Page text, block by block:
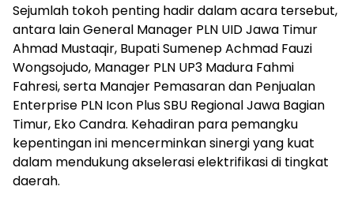
Sejumlah tokoh penting hadir dalam acara tersebut,
antara lain General Manager PLN UID Jawa Timur
Ahmad Mustaqir, Bupati Sumenep Achmad Fauzi
Wongsojudo, Manager PLN UP3 Madura Fahmi
Fahresi, serta Manajer Pemasaran dan Penjualan
Enterprise PLN Icon Plus SBU Regional Jawa Bagian
Timur, Eko Candra. Kehadiran para pemangku
kepentingan ini mencerminkan sinergi yang kuat
dalam mendukung akselerasi elektrifikasi di tingkat
daerah.